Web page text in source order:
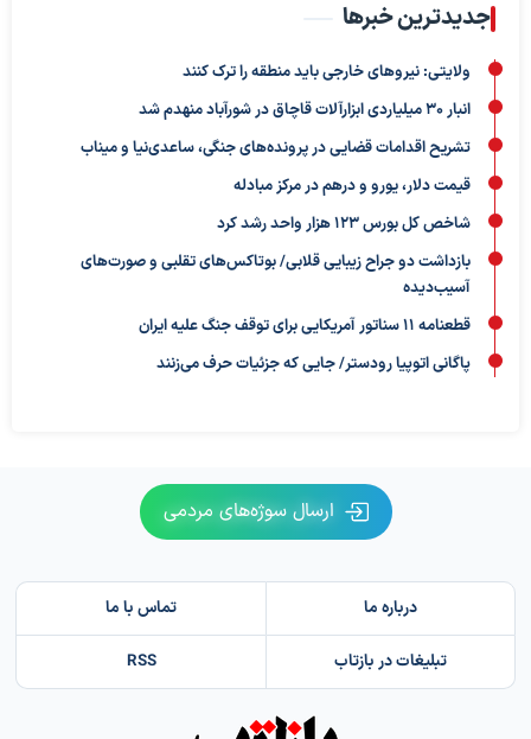
جدیدترین خبرها
ولایتی: نیروهای خارجی باید منطقه را ترک کنند
انبار ۳۰ میلیاردی ابزارآلات قاچاق در شورآباد منهدم شد
تشریح اقدامات قضایی در پرونده‌های جنگی، ساعدی‌نیا و میناب
قیمت دلار، یورو و درهم در مرکز مبادله
شاخص کل بورس ۱۲۳ هزار واحد رشد کرد
بازداشت دو جراح زیبایی قلابی/ بوتاکس‌های تقلبی و صورت‌های
آسیب‌دیده
قطعنامه ۱۱ سناتور آمریکایی برای توقف جنگ علیه ایران
پاگانی اتوپیا رودستر/ جایی که جزئیات حرف می‌زنند
ارسال سوژه‌های مردمی
درباره ما تماس با ما
تبلیغات در بازتاب RSS